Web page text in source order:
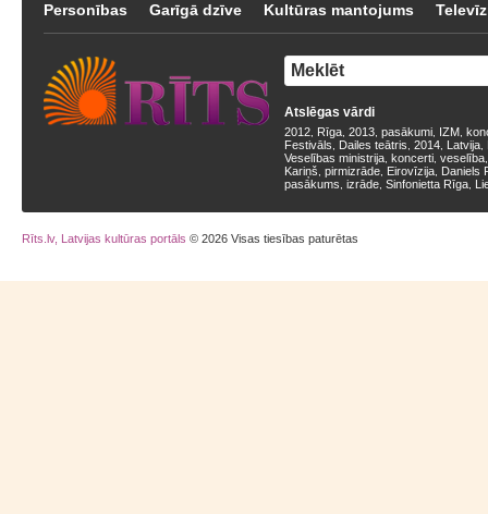
Personības Garīgā dzīve Kultūras mantojums
Atslēgas vārdi
2012 Rīga 2013 pasākumi IZM
Festivāls
Dailes teātris 2014 Latvija
Veselības ministrija koncerti veselība
Kariņš pirmizrāde Eirovīzija Daniels
pasākums izrāde Sinfonietta Rīga
Rīts.lv, Latvijas kultūras portāls © 2026 Visas tiesības paturētas